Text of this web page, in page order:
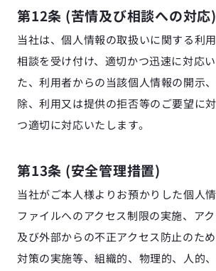
第12条 (苦情及び相談への対応)
当社は、個人情報の取扱いに関する利用
相談を受け付け、適切かつ迅速に対応
た、利用者からの当該個人情報の開示
除、利用又は提供の拒否等のご要望に
つ適切に対応いたします。
第13条 (安全管理措置)
当社がご本人様よりお預かりした個人
ファイルへのアクセス制限の実施、ア
及び外部からの不正アクセス防止のた
対策の実施等、組織的、物理的、人的